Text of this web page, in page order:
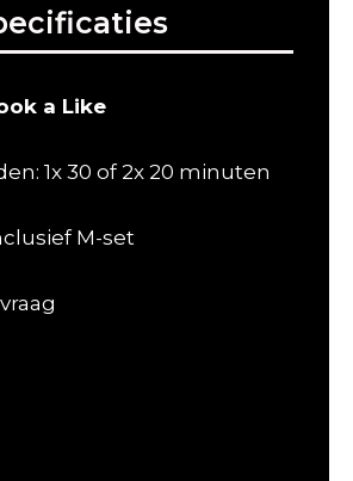
a Like
1x 30 of 2x 20 minuten
M-set